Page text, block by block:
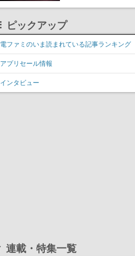
時に発表へ。応募サイト
日～24日
ピックアップ
電ファミのいま読まれている記事ランキング
アプリセール情報
インタビュー
連載・特集一覧